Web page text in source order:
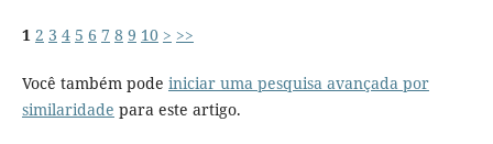
1 2 3 4 5 6 7 8 9 10 > >>
Você também pode iniciar uma pesquisa avançada por
similaridade para este artigo.